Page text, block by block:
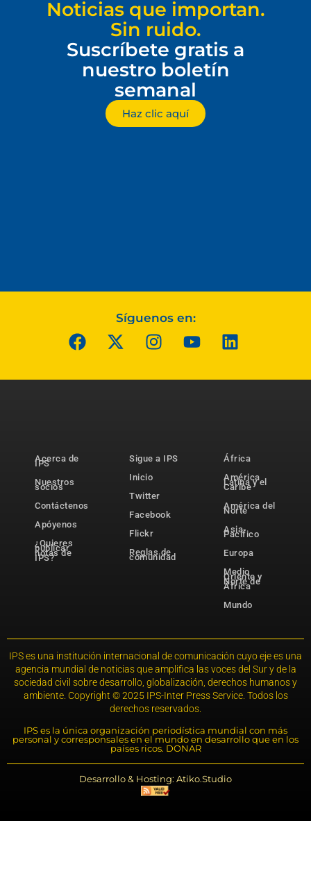
Noticias que importan.
Sin ruido.
Suscríbete gratis a
nuestro boletín
semanal
Haz clic aquí
Síguenos en:
Acerca de
IPS
Nuestros
socios
Contáctenos
Apóyenos
¿Quieres
publicar
notas de
IPS?
Sigue a IPS
Inicio
Twitter
Facebook
Flickr
Reglas de
comunidad
África
América
Latina y el
Caribe
América del
Norte
Asia-
Pacífico
Europa
Medio
Oriente y
Norte de
África
Mundo
IPS es una institución internacional de comunicación cuyo eje es una
agencia mundial de noticias que amplifica las voces del Sur y de la
sociedad civil sobre desarrollo, globalización, derechos humanos y
ambiente. Copyright © 2025 IPS-Inter Press Service. Todos los
derechos reservados.
IPS es la única organización periodística mundial con más
personal y corresponsales en el mundo en desarrollo que en los
países ricos. DONAR
Desarrollo & Hosting: Atiko.Studio